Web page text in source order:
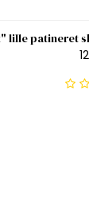
lille patineret